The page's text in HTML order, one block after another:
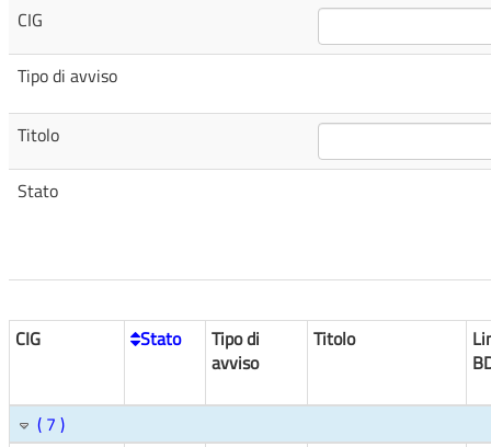
CIG
Tipo di avviso
Titolo
Stato
CIG Stato
Tipo di
avviso
Titolo
( 7 )